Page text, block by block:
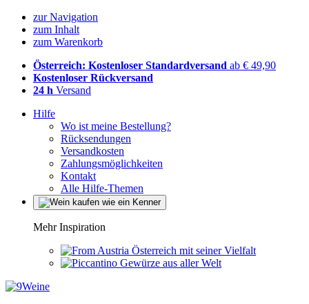
zur Navigation
zum Inhalt
zum Warenkorb
Österreich: Kostenloser Standardversand ab € 49,90
Kostenloser Rückversand
24 h Versand
Hilfe
Wo ist meine Bestellung?
Rücksendungen
Versandkosten
Zahlungsmöglichkeiten
Kontakt
Alle Hilfe-Themen
Mehr Inspiration
Österreich mit seiner Vielfalt
Gewürze aus aller Welt